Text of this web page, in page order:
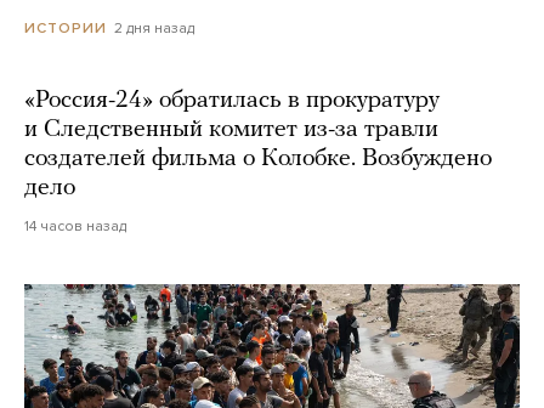
ИСТОРИИ 2 дня назад
«Россия-24» обратилась в прокуратуру
и Следственный комитет из-за травли
создателей фильма о Колобке. Возбуждено
дело
14 часов назад